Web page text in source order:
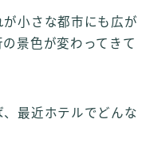
小さな都市にも広が
景色が変わってきて
最近ホテルでどんな